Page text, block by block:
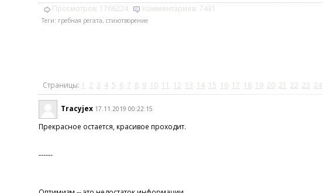
Просмотров: 1766224 Комментариев: 7431
Теги: гребная регата, стихотворение
Страницы: 1 2 3 4 5 6 7 8 9 10 11 12 13 14 15 16 17 18 19 20 21 22 23 24
Tracyjex 17.11.2019 00:22:15
Прекрасное остается, красивое проходит.
------